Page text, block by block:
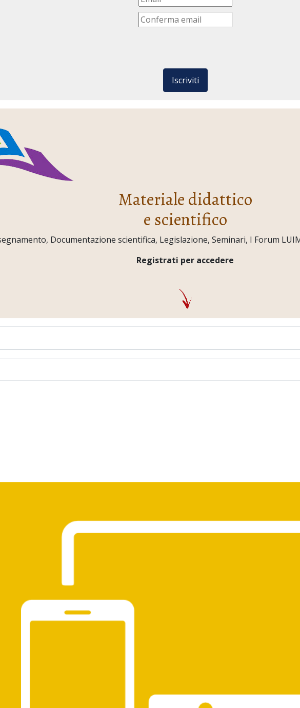
Iscriviti
Materiale didattico
e scientifico
Documentazione scientifica, Legislazione, Seminari, I Forum
Registrati per accedere